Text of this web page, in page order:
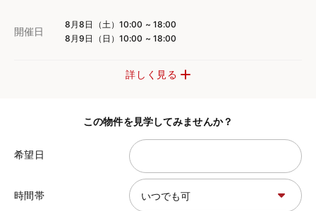
開催日
8月8日（土）10:00 ~ 18:00
8月9日（日）10:00 ~ 18:00
詳しく見る
この物件を見学してみませんか？
希望日
時間帯